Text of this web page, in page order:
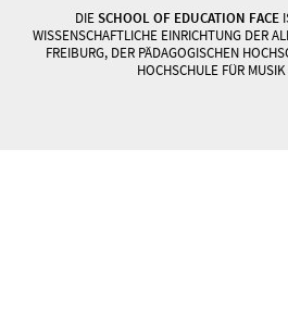
DIE SCHOOL OF EDUCATION FACE
WISSENSCHAFTLICHE EINRICHTUNG DER
FREIBURG, DER PÄDAGOGISCHEN
HOCHSCHULE FÜR